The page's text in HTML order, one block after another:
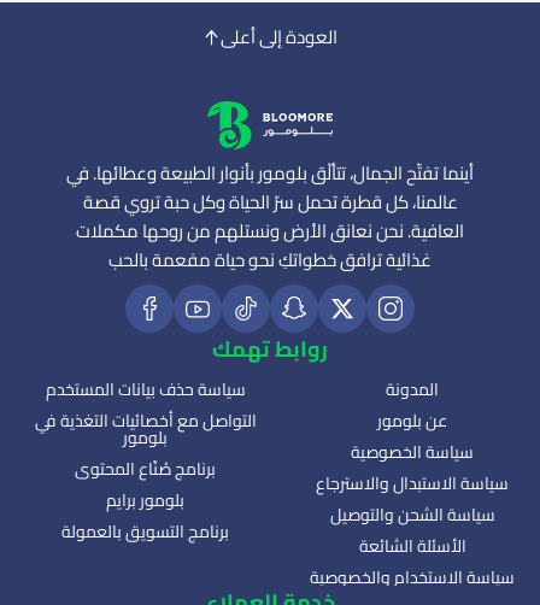
العودة إلى أعلى
أينما تفتّح الجمال، تتألّق بلومور بأنوار الطبيعة وعطائها. في
عالمنا، كل قطرة تحمل سرّ الحياة وكل حبة تروي قصة
العافية. نحن نعانق الأرض ونستلهم من روحها مكملات
غذائية ترافق خطواتكِ نحو حياة مفعمة بالحب
روابط تهمك
المدونة
عن بلومور
سياسة الخصوصية
سياسة الاستبدال والاسترجاع
سياسة الشحن والتوصيل
الأسئلة الشائعة
سياسة الاستخدام والخصوصية
سياسة حذف بيانات المستخدم
التواصل مع أخصائيات التغذية في
بلومور
برنامج صُنّاع المحتوى
بلومور برايم
برنامج التسويق بالعمولة